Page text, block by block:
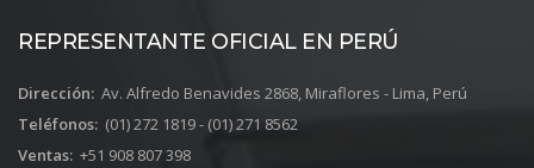
REPRESENTANTE OFICIAL EN PERÚ
Dirección: Av. Alfredo Benavides 2868, Miraflores - Lima, Perú
Teléfonos: (01) 272 1819 - (01) 271 8562
Ventas: +51 908 807 398